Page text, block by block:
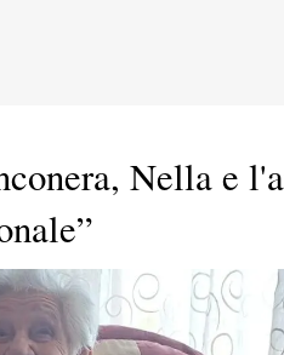
Nella e